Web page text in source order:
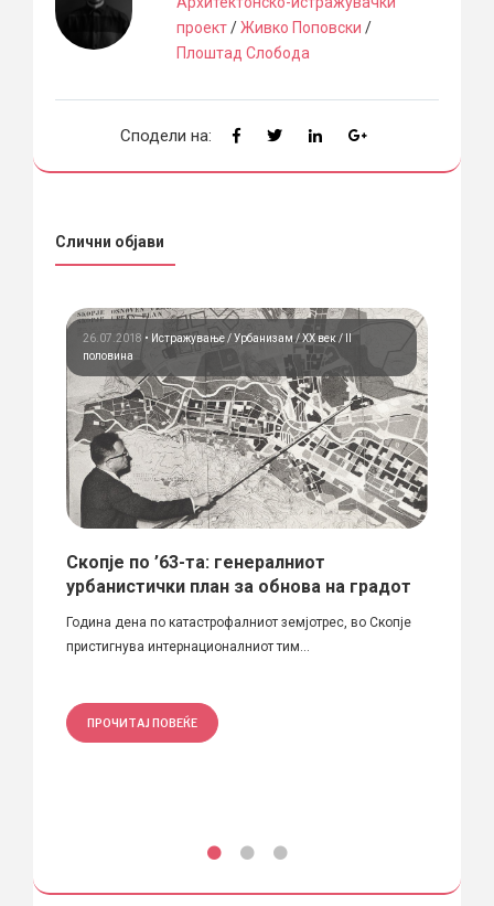
проект/Живко Поповски /
Плоштад Слобода
Сподели на:
Слични објави
26.07.2018 • Истражување Урбанизам ХХ век / II
половина
Скопје по ’63-та: генералниот
урбанистички план за обнова на градот
Година дена по катастрофалниот земјотрес, во Скопје
пристигнува интернационалниот тим...
ПРОЧИТАЈ ПОВЕЌЕ